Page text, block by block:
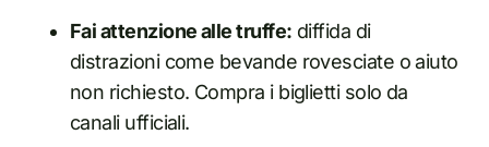
Fai attenzione alle truffe: diffida di
distrazioni come bevande rovesciate o aiuto
non richiesto. Compra i biglietti solo da
canali ufficiali.